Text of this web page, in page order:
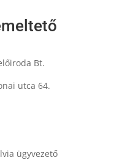
Bt.
utca 64.
ügyvezető